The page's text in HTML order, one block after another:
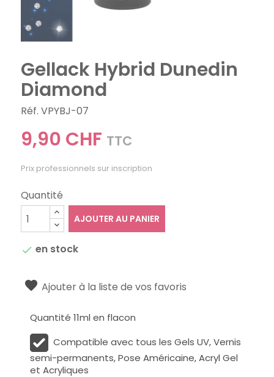
Gellack Hybrid Dunedin
Diamond
Réf. VPYBJ-07
9,90 CHF TTC
Prix professionnels sur inscription
Quantité
AJOUTER AU PANIER
 en stock
Ajouter à la liste de vos favoris
Quantité 11ml en flacon
Compatible avec tous les Gels UV, Vernis
semi-permanents, Pose Américaine, Acryl Gel
et Acryliques